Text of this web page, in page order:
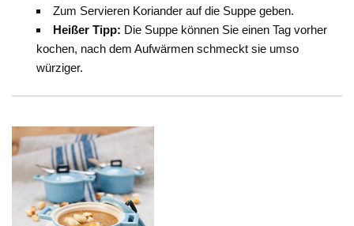
Zum Servieren Koriander auf die Suppe geben.
Heißer Tipp: Die Suppe können Sie einen Tag vorher
kochen, nach dem Aufwärmen schmeckt sie umso
würziger.